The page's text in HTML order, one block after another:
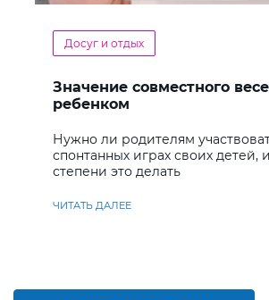
Досуг и отдых
Значение совместного
ребенком
Нужно ли родителям
спонтанных играх своих детей,
степени это делать
ЧИТАТЬ ДАЛЕЕ